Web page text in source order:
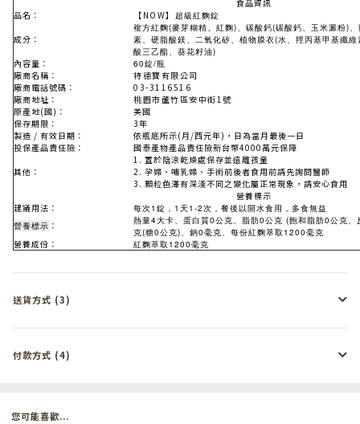
食品資訊
品名：
【NOW】 超級紅麴錠
成分：
複方紅麴(麥芽糊精、紅麴)、碳酸鈣(碳酸鈣、玉米澱粉)
素、硬脂酸鎂、二氧化矽、植物膜衣(水、羥丙基甲基纖
酸三乙酯、葵花籽油)
內容量： 60錠/瓶
廠商名稱：
特德寶有限公司
廠商電話號碼：
03-3116516
廠商地址：
桃園市蘆竹區安中街1號
原產地(國)：
美國
保存期限：
3年
製造 / 有效日期：
依瓶底所示(月/西元年)，日為當月最後一日
投保產品責任險：
國泰產物產品責任險新台幣4000萬元保障
其他：
1. 置於陰涼乾燥處保存並遠離孩童
2. 孕婦、哺乳婦、手術前後者食用前請先詢問醫師
3. 顆粒色澤有深淺不同之變化屬正常現象，請安心食用
營養標示
建議用法：
每次1錠，1天1-2次，餐後以開水食用，多食無益
營養標示 ：
熱量4大卡、蛋白質0公克、脂肪0公克 (飽和脂肪0公克
克(糖0公克)、鈉0毫克、每份紅麴萃取1200毫克
營養成份： 紅麴萃取1200毫克
送貨方式 (3)
付款方式 (4)
您可能喜歡...